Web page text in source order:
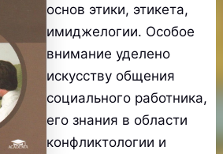
основ этики, этикета,
имиджелогии. Особое
внимание уделено
искусству общения
социального работника,
его знания в области
конфликтологии и